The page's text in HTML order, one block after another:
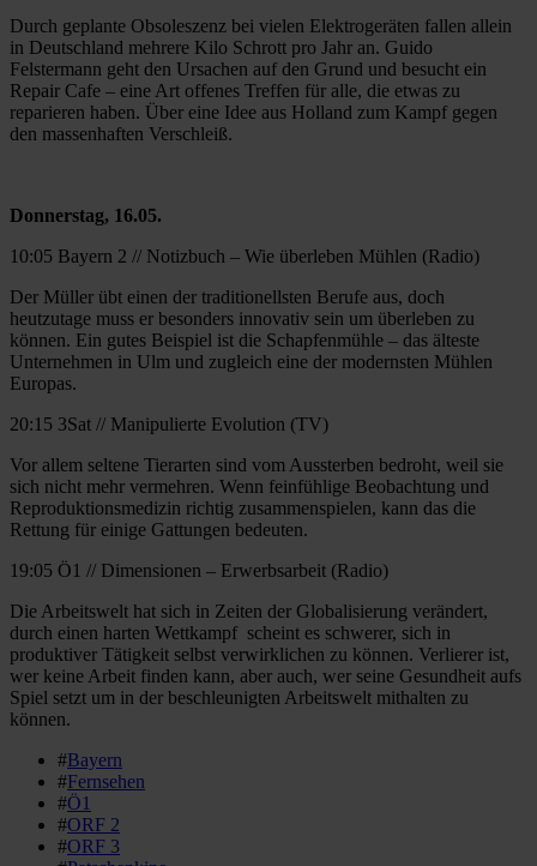
Durch geplante Obsoleszenz bei vielen Elektrogeräten fallen allein
in Deutschland mehrere Kilo Schrott pro Jahr an. Guido
Felstermann geht den Ursachen auf den Grund und besucht ein
Repair Cafe – eine Art offenes Treffen für alle, die etwas zu
reparieren haben. Über eine Idee aus Holland zum Kampf gegen
den massenhaften Verschleiß.
Donnerstag, 16.05.
10:05 Bayern 2 // Notizbuch – Wie überleben Mühlen (Radio)
Der Müller übt einen der traditionellsten Berufe aus, doch
heutzutage muss er besonders innovativ sein um überleben zu
können. Ein gutes Beispiel ist die Schapfenmühle – das älteste
Unternehmen in Ulm und zugleich eine der modernsten Mühlen
Europas.
20:15 3Sat // Manipulierte Evolution (TV)
Vor allem seltene Tierarten sind vom Aussterben bedroht, weil sie
sich nicht mehr vermehren. Wenn feinfühlige Beobachtung und
Reproduktionsmedizin richtig zusammenspielen, kann das die
Rettung für einige Gattungen bedeuten.
19:05 Ö1 // Dimensionen – Erwerbsarbeit (Radio)
Die Arbeitswelt hat sich in Zeiten der Globalisierung verändert,
durch einen harten Wettkampf scheint es schwerer, sich in
produktiver Tätigkeit selbst verwirklichen zu können. Verlierer ist,
wer keine Arbeit finden kann, aber auch, wer seine Gesundheit aufs
Spiel setzt um in der beschleunigten Arbeitswelt mithalten zu
können.
#Bayern
#Fernsehen
#Ö1
#ORF 2
#ORF 3